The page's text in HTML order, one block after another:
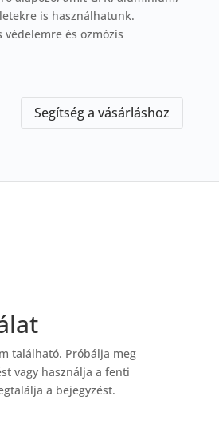
is használhatunk.
védelemre és ozmózis
Segítség a vásárláshoz
található. Próbálja meg
vagy használja a fenti
a bejegyzést.